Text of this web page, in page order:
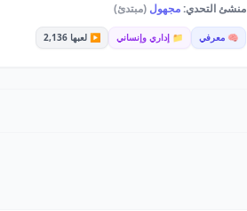
منشئ التحدي:مجهول(مبتدئ)
🧠 معرفي 📁 إداري وإنساني ▶️ لعبها 2,136